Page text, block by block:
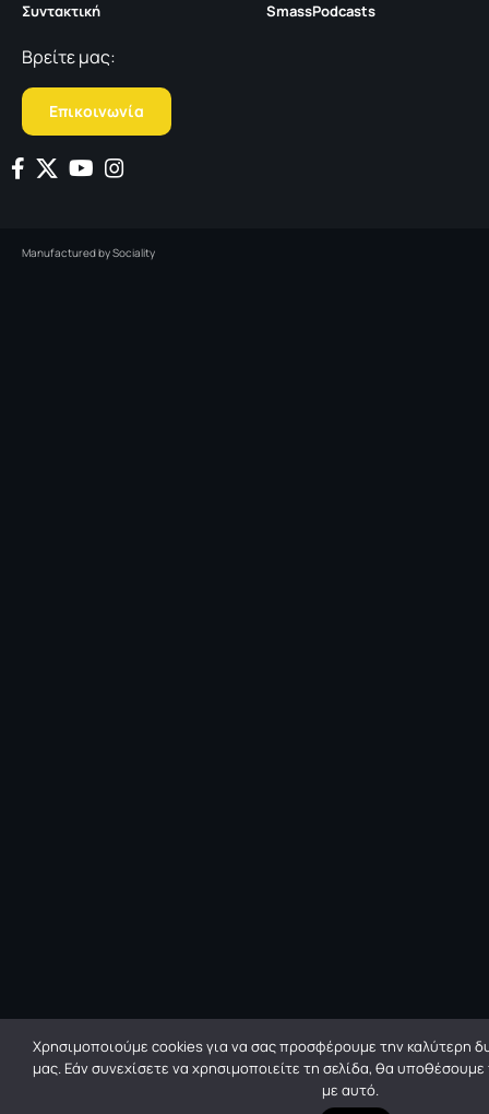
Συντακτική
SmassPodcasts
Βρείτε μας:
Επικοινωνία
Manufactured bySociality
Χρησιμοποιούμε cookies για να σας προσφέρουμε την καλύτερη
μας. Εάν συνεχίσετε να χρησιμοποιείτε τη σελίδα, θα
με αυτό.